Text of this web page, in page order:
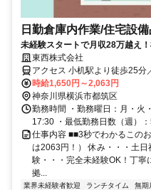
日勤倉庫内作業/住宅設
未経験スタートで月収28万越え
ら関わってみませんか？
東西株式会社
アクセス 小机駅より徒歩25
停下車徒歩12分／新横浜駅よ
車徒歩4分 ※自転車通勤可能/無
時給1,650円～2,063円
神奈川県横浜市都筑区
勤務時間 ・勤務曜日：月・火
17:30 ・最低勤務日数（週）：
仕事内容 ■■3秒でわかるこの
は2063円！） 休み・・・土
験・・・完全未経験OK！丁寧
拠...
業界未経験者歓迎 ランチタイム 無期